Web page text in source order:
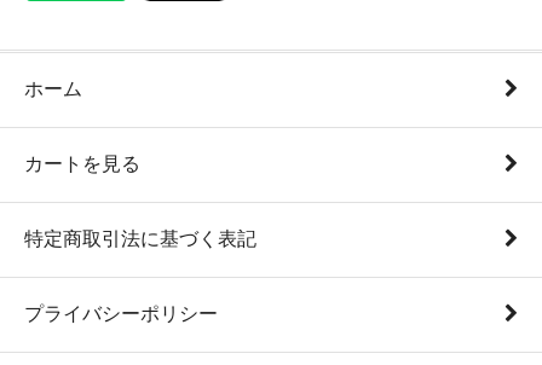
ホーム
カートを見る
特定商取引法に基づく表記
プライバシーポリシー